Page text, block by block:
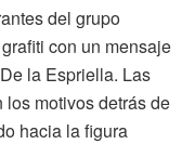
del grupo
con un mensaje
la Espriella. Las
motivos detrás de
hacia la figura